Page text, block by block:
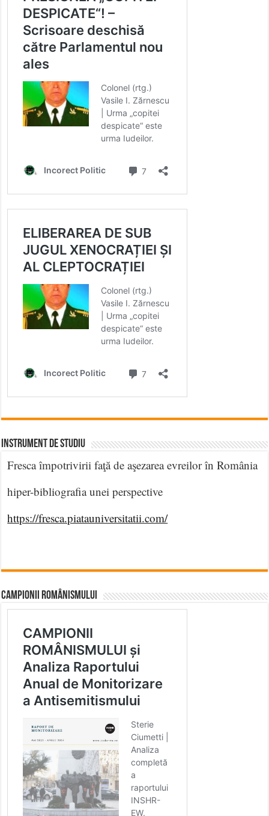
INSTRUMENT DE STUDIU
Fresca împotrivirii faţă de aşezarea evreilor în România
hiper-bibliografia unei perspective
https://fresca.piatauniversitatii.com/
CAMPIONII ROMÂNISMULUI